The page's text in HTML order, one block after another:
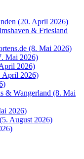
(20. April 2026)
& Friesland
(8. Mai 2026)
Mai 2026)
2026)
April 2026)
& Wangerland (8. Mai
2026)
August 2026)